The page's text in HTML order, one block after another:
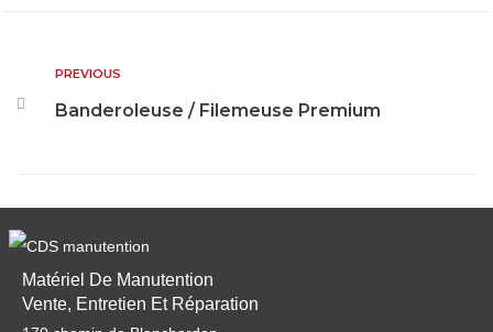
PREVIOUS
Banderoleuse / Filemeuse Premium
Matériel De Manutention
Vente, Entretien Et Réparation